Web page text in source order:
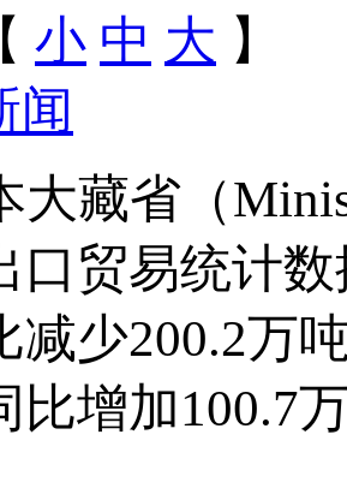
小 中 大 】
闻
藏省（
口贸易统计
减少200.2万
比增加100.7